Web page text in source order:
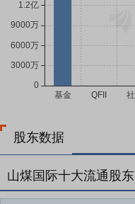
股东数据
山煤国际十大流通股东